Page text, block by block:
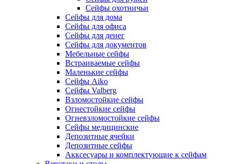
Сейфы охотничьи
Cейфы для дома
Cейфы для офиса
Сейфы для денег
Сейфы для документов
Мебельные сейфы
Встраиваемые сейфы
Маленькие сейфы
Сейфы Aiko
Сейфы Valberg
Взломостойкие сейфы
Огнестойкие сейфы
Огневзломостойкие сейфы
Сейфы медицинские
Депозитные ячейки
Депозитные сейфы
Акксесуары и комплектующие к сейфам